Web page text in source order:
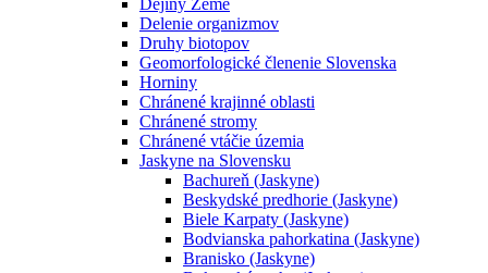
Delenie organizmov
Druhy biotopov
Geomorfologické členenie Slovenska
Horniny
Chránené krajinné oblasti
Chránené stromy
Chránené vtáčie územia
Jaskyne na Slovensku
Bachureň (Jaskyne)
Beskydské predhorie (Jaskyne)
Biele Karpaty (Jaskyne)
Bodvianska pahorkatina (Jaskyne)
Branisko (Jaskyne)